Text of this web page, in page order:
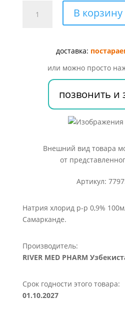
товара
В корзину
доставка:
или можно просто
позвонить и
Внешний вид товара
от
Артикул:
Натрия хлорид р-р 0,9%
Самарканде.
Производитель:
RIVER MED PHARM
Срок годности этого товара:
01.10.2027